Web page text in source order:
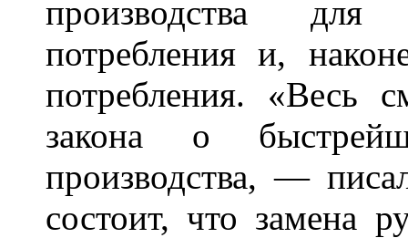
производства для
потребления и,
потребления. «Весь
закона о
производства, —
состоит, что замена